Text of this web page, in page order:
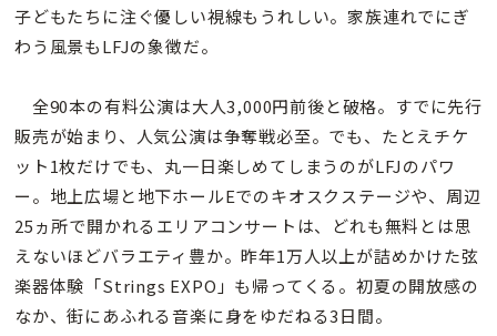
子どもたちに注ぐ優しい視線もうれしい。家族連れでにぎ
わう風景もLFJの象徴だ。
全90本の有料公演は大人3,000円前後と破格。すでに先行
販売が始まり、人気公演は争奪戦必至。でも、たとえチケ
ット1枚だけでも、丸一日楽しめてしまうのがLFJのパワ
ー。地上広場と地下ホールEでのキオスクステージや、周辺
25ヵ所で開かれるエリアコンサートは、どれも無料とは思
えないほどバラエティ豊か。昨年1万人以上が詰めかけた弦
楽器体験「Strings EXPO」も帰ってくる。初夏の開放感の
なか、街にあふれる音楽に身をゆだねる3日間。